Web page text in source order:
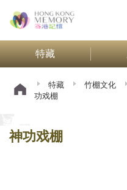
特藏
特藏 竹棚文化
功戏棚
神功戏棚